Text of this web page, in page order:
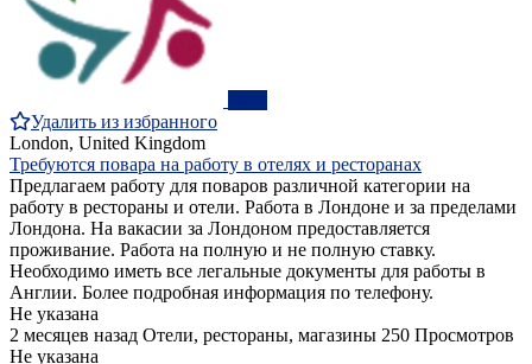
Удалить из избранного
London, United Kingdom
Требуются повара на работу в отелях и ресторанах
Предлагаем работу для поваров различной категории на
работу в рестораны и отели. Работа в Лондоне и за пределами
Лондона. На вакасии за Лондоном предоставляется
проживание. Работа на полную и не полную ставку.
Необходимо иметь все легальные документы для работы в
Англии. Более подробная информация по телефону.
Не указана
2 месяцев назад Отели, рестораны, магазины 250 Просмотров
Не указана